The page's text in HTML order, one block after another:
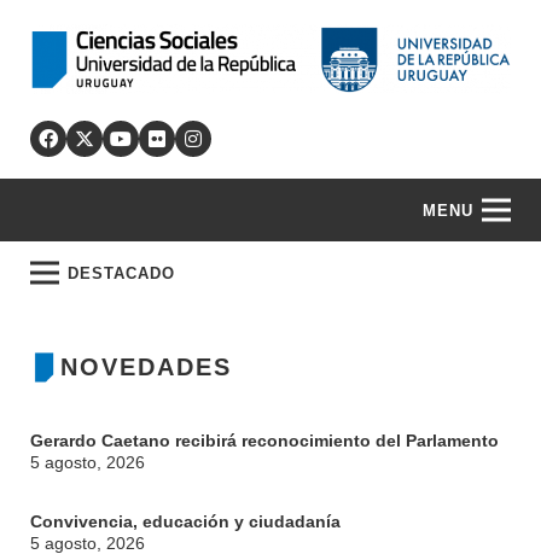
MENU
DESTACADO
NOVEDADES
Gerardo Caetano recibirá reconocimiento del Parlamento
5 agosto, 2026
Convivencia, educación y ciudadanía
5 agosto, 2026